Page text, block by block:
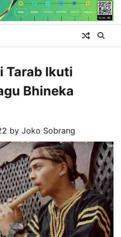
Tarab Ikuti
Bhineka
by Joko Sobrang